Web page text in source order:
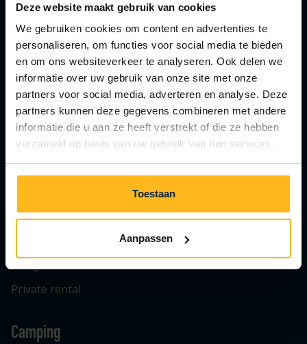
Deze website maakt gebruik van cookies
We gebruiken cookies om content en advertenties te
personaliseren, om functies voor social media te bieden
en om ons websiteverkeer te analyseren. Ook delen we
informatie over uw gebruik van onze site met onze
partners voor social media, adverteren en analyse. Deze
partners kunnen deze gegevens combineren met andere
informatie die u aan ze heeft verstrekt of die ze hebben
verzameld op basis van uw gebruik van hun services.
Toestaan
Aanpassen
info@julianahoeve.nl
Pet-free park
Rental
Lodges
Private rental
Camping